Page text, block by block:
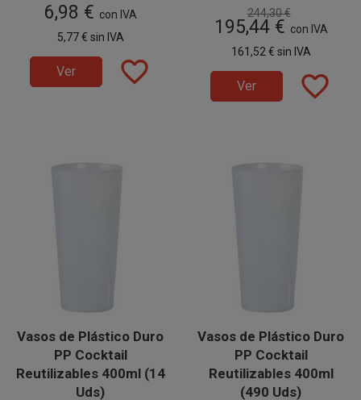
Estos Vasos Reutilizables de
Plástico también llamados
Vasos Ecólogicos son
refrescos, vinos, combinados,
paquetes de 16 unidades.
6,98 € con IVA
5,77 € sin IVA
Ver favorite_border
Estos Vasos Reutilizables de
Plástico también llamados
Vasos Ecólogicos son
perfectos para cervezas, agua,
de 560 unidades distribuidas en
35 paquetes de 16 Uds.
244,30 €
195,44 € con IVA
161,52 € sin IVA
Ver favorite_border
Vasos de Plástico Duro
PP Cocktail
Reutilizables 400ml (14
Uds)
Vasos de Plástico Duro
PP Cocktail
Reutilizables 400ml
(490 Uds)